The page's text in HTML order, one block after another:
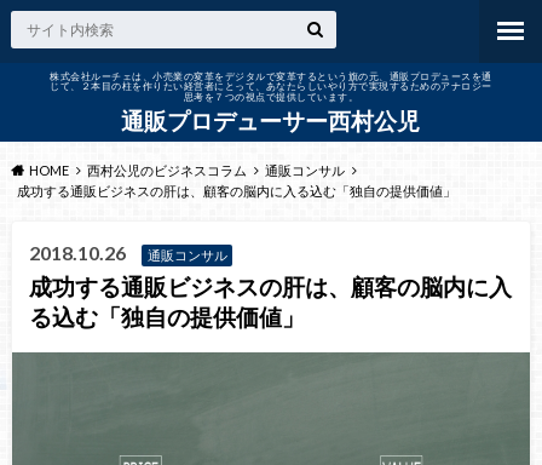
株式会社ルーチェは、小売業の変革をデジタルで変革するという旗の元、通販プロデュースを通
じて、２本目の柱を作りたい経営者にとって、あなたらしいやり方で実現するためのアナロジー
思考を７つの視点で提供しています。
通販プロデューサー西村公児
HOME 西村公児のビジネスコラム
通販コンサル
成功する通販ビジネスの肝は、顧客の脳内に入る込む「独自の提供価値」
2018.10.26 通販コンサル
成功する通販ビジネスの肝は、顧客の脳内に入
る込む「独自の提供価値」